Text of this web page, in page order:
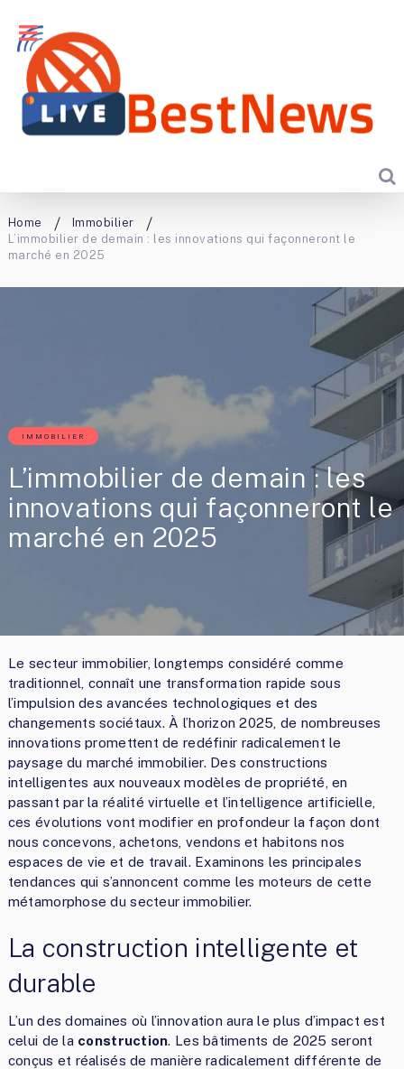
Home
Immobilier
L’immobilier de demain : les innovations qui façonneront le
marché en 2025
IMMOBILIER
L’immobilier de demain : les
innovations qui façonneront le
marché en 2025
Le secteur immobilier, longtemps considéré comme
traditionnel, connaît une transformation rapide sous
l’impulsion des avancées technologiques et des
changements sociétaux. À l’horizon 2025, de nombreuses
innovations promettent de redéfinir radicalement le
paysage du marché immobilier. Des constructions
intelligentes aux nouveaux modèles de propriété, en
passant par la réalité virtuelle et l’intelligence artificielle,
ces évolutions vont modifier en profondeur la façon dont
nous concevons, achetons, vendons et habitons nos
espaces de vie et de travail. Examinons les principales
tendances qui s’annoncent comme les moteurs de cette
métamorphose du secteur immobilier.
La construction intelligente et
durable
L’un des domaines où l’innovation aura le plus d’impact est
celui de la construction. Les bâtiments de 2025 seront
conçus et réalisés de manière radicalement différente de